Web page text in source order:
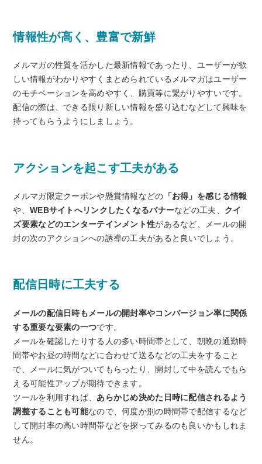
情報性が高く、豊富で新鮮
メルマガの性質を活かした最新情報であったり、ユーザーが欲
しい情報がわかりやすくまとめられているメルマガはユーザー
のモチベーションを高めやすく、購買等に繋がりやすいです。
配信の際は、できる限り新しい情報を盛り込むなどして興味を
持ってもらうようにしましょう。
アクションを起こす工夫がある
メルマガ限定クーポンや懸賞情報などの 「お得」を感じる情報
や、 WEBサイトへリンクしたくなるバナーなどの工夫、 クイ
ズ要素などのエンターテインメント性があるなど、メールの開
封の次のアクションへの誘導の工夫があると良いでしょう。
配信日時に工夫する
メールの配信日時もメールの開封率やコンバージョン率に関係
する重要な要素の一つです。
メールを確認したりする人の多い時間帯として、朝晩の通勤時
間帯やお昼の時間などに合わせて送るなどの工夫をすること
で、メールに気がついてもらったり、開封して中を読んでもら
える可能性アップが期待できます。
ツールを利用すれば、あらかじめ決めた日時に配信されるよう
調整することも可能なので、何度か別の時間帯で配信するなど
して開封率の高い時間帯などを探ってみるのも良いかもしれま
せん。